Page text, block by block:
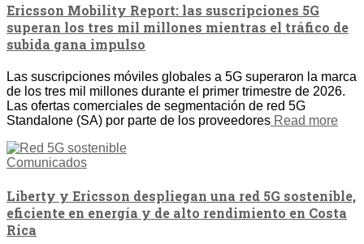
Ericsson Mobility Report: las suscripciones 5G
superan los tres mil millones mientras el tráfico de
subida gana impulso
Las suscripciones móviles globales a 5G superaron la marca
de los tres mil millones durante el primer trimestre de 2026.
Las ofertas comerciales de segmentación de red 5G
Standalone (SA) por parte de los proveedores Read more
Comunicados
Liberty y Ericsson despliegan una red 5G sostenible,
eficiente en energía y de alto rendimiento en Costa
Rica